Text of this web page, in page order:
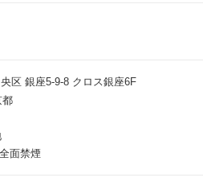
区 銀座5-9-8 クロス銀座6F
都
面禁煙